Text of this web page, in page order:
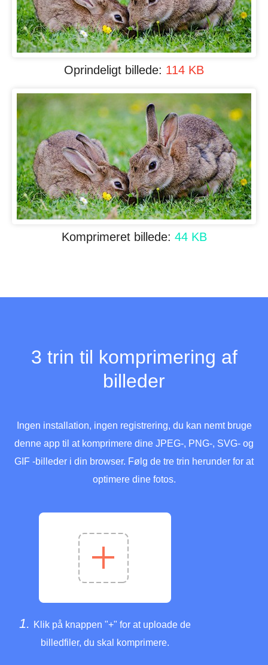
Oprindeligt billede: 114 KB
Komprimeret billede: 44 KB
3 trin til komprimering af
billeder
Ingen installation, ingen registrering, du kan nemt bruge
denne app til at komprimere dine JPEG-, PNG-, SVG- og
GIF -billeder i din browser. Følg de tre trin herunder for at
optimere dine fotos.
1. Klik på knappen "+" for at uploade de
billedfiler, du skal komprimere.